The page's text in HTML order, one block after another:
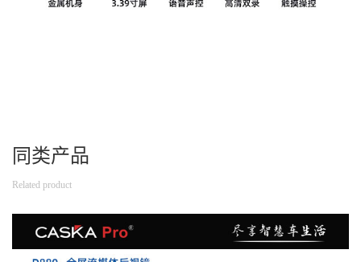
同类产品
Related product